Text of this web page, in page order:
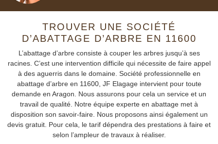
TROUVER UNE SOCIÉTÉ
D’ABATTAGE D’ARBRE EN 11600
L’abattage d’arbre consiste à couper les arbres jusqu’à ses
racines. C’est une intervention difficile qui nécessite de faire appel
à des aguerris dans le domaine. Société professionnelle en
abattage d’arbre en 11600, JF Elagage intervient pour toute
demande en Aragon. Nous assurons pour cela un service et un
travail de qualité. Notre équipe experte en abattage met à
disposition son savoir-faire. Nous proposons ainsi également un
devis gratuit. Pour cela, le tarif dépendra des prestations à faire et
selon l’ampleur de travaux à réaliser.